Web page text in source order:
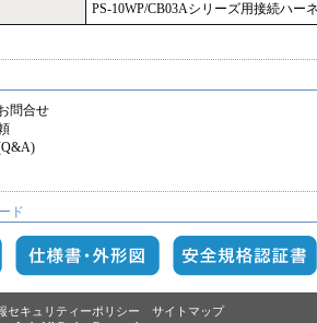
PS-10WP/CB03Aシリーズ用接続ハー
問合せ
ド
セキュリティーポリシー
サイトマップ